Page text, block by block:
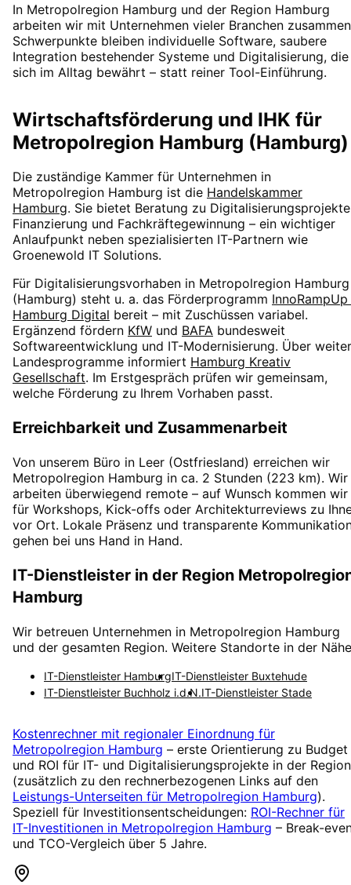
In Metropolregion Hamburg und der Region Hamburg
arbeiten wir mit Unternehmen vieler Branchen
Schwerpunkte bleiben individuelle Software, saubere
Integration bestehender Systeme und Digitalisierung, die
sich im Alltag bewährt – statt reiner Tool-Einführung.
Wirtschaftsförderung und IHK für
Metropolregion Hamburg (Hamburg)
Die zuständige Kammer für Unternehmen in
Metropolregion Hamburg ist die Handelskammer
Hamburg. Sie bietet Beratung zu
Finanzierung und Fachkräftegewinnung – ein wichtiger
Anlaufpunkt neben spezialisierten IT-Partnern wie
Groenewold IT Solutions.
Für Digitalisierungsvorhaben in Metropolregion Hamburg
(Hamburg) steht u. a. das Förderprogramm
Hamburg Digital bereit – mit Zuschüssen variabel.
Ergänzend fördern KfW und BAFA bundesweit
Softwareentwicklung und IT-Modernisierung. Über
Landesprogramme informiert Hamburg Kreativ
Gesellschaft. Im Erstgespräch prüfen wir gemeinsam,
welche Förderung zu Ihrem Vorhaben passt.
Erreichbarkeit und Zusammenarbeit
Von unserem Büro in Leer (Ostfriesland) erreichen wir
Metropolregion Hamburg in ca. 2 Stunden (223 km). Wir
arbeiten überwiegend remote – auf Wunsch kommen wir
für Workshops, Kick-offs oder Architekturreviews zu
vor Ort. Lokale Präsenz und transparente
gehen bei uns Hand in Hand.
IT-Dienstleister in der Region
Hamburg
Wir betreuen Unternehmen in Metropolregion Hamburg
und der gesamten Region. Weitere Standorte in der
IT-Dienstleister HamburgIT-Dienstleister Buxtehude
IT-Dienstleister Buchholz i.d.N.IT-Dienstleister Stade
Kostenrechner mit regionaler Einordnung für
Metropolregion Hamburg – erste Orientierung zu Budget
und ROI für IT- und Digitalisierungsprojekte in der Region
(zusätzlich zu den rechnerbezogenen Links auf den
Leistungs-Unterseiten für Metropolregion Hamburg).
Speziell für Investitionsentscheidungen: ROI-Rechner für
IT-Investitionen in Metropolregion Hamburg – Break-
und TCO-Vergleich über 5 Jahre.